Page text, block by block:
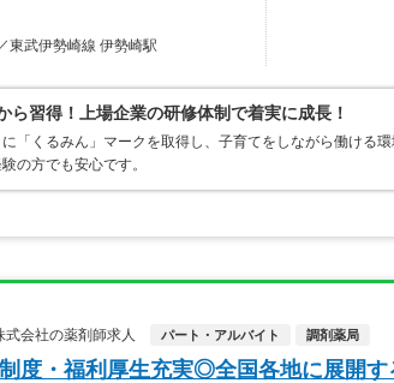
東武伊勢崎線 伊勢崎駅
ら習得！上場企業の研修体制で着実に成長！
「くるみん」マークを取得し、子育てをしながら働ける
の方でも安心です。
会社の薬剤師求人
パート・アルバイト 調剤薬局
制度・福利厚生充実◎全国各地に展開